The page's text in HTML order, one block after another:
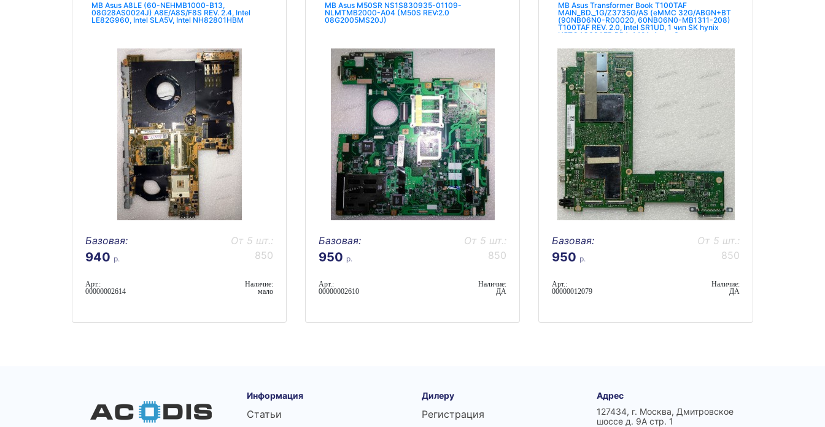
MB Asus A8LE (60-NEHMB1000-B13,
08G28AS0024J) A8E/A8S/F8S REV. 2.4, Intel
LE82G960, Intel SLA5V, Intel NH82801HBM
Базовая:
940 р.
От 5 шт.:
850
Арт.:
00000002614
Наличие:
мало
MB Asus M50SR NS1S830935-01109-
NLMTMB2000-A04 (M50S REV:2.0
08G2005MS20J)
Базовая:
950 р.
От 5 шт.:
850
Арт.:
00000002610
Наличие:
ДА
MB Asus Transformer Book T100TAF
MAIN_BD._1G/Z3735G/AS (eMMC 32G/ABGN+BT
(90NB06N0-R00020, 60NB06N0-MB1311-208)
T100TAF REV. 2.0, Intel SR1UD, 1 чип SK hynix
H5TC4G63AFR PBA 442A, 1 чип Samsung
Базовая:
950 р.
От 5 шт.:
850
Арт.:
00000012079
Наличие:
ДА
Информация
Статьи
Дилеру
Регистрация
Адрес
127434, г. Москва, Дмитровское
шоссе д. 9А стр. 1